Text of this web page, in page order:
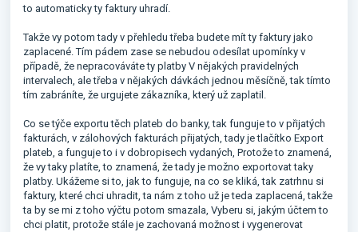
to automaticky ty faktury uhradí.
Takže vy potom tady v přehledu třeba budete mít ty faktury jako
zaplacené. Tím pádem zase se nebudou odesílat upomínky v
případě, že nepracováváte ty platby V nějakých pravidelných
intervalech, ale třeba v nějakých dávkách jednou měsíčně, tak tímto
tím zabráníte, že urgujete zákazníka, který už zaplatil.
Co se týče exportu těch plateb do banky, tak funguje to v přijatých
fakturách, v zálohových fakturách přijatých, tady je tlačítko Export
plateb, a funguje to i v dobropisech vydaných, Protože to znamená,
že vy taky platíte, to znamená, že tady je možno exportovat taky
platby. Ukážeme si to, jak to funguje, na co se kliká, tak zatrhnu si
faktury, které chci uhradit, ta nám z toho už je teda zaplacená, takže
ta by se mi z toho výčtu potom smazala, Vyberu si, jakým účtem to
chci platit, protože stále je zachovaná možnost i vygenerovat